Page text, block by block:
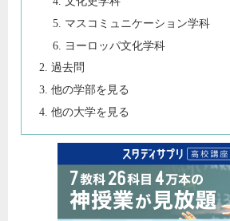
マスコミュニケーション学科
ヨーロッパ文化学科
過去問
他の学部を見る
他の大学を見る